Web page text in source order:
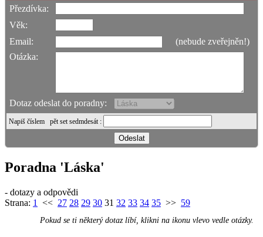
Přezdívka:
Věk:
Email:
(nebude zveřejněn!)
Otázka:
Dotaz odeslat do poradny:
Napiš číslem pět set sedmdesát :
Poradna 'Láska'
- dotazy a odpovědi
Strana: 1 << 27 28 29 30 31 32 33 34 35 >> 59
Pokud se ti některý dotaz líbí, klikni na ikonu vlevo vedle otázky.